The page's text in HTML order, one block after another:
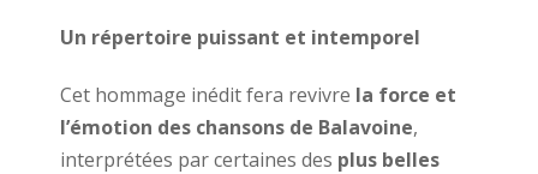
Un répertoire puissant et intemporel
Cet hommage inédit fera revivre la force et
l’émotion des chansons de Balavoine,
interprétées par certaines des plus belles